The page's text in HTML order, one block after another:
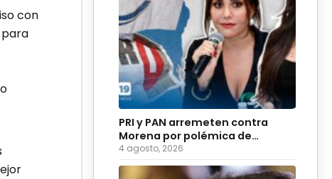
con
PRI y PAN arremeten contra
Morena por polémica de
diputadas sobre adultos
mayores
4 agosto, 2026